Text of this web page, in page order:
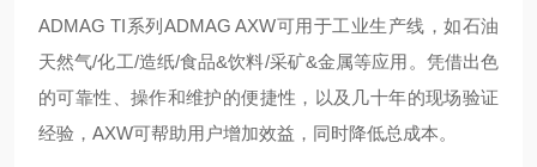
ADMAG TI系列ADMAG AXW可用于工业生产线，如石油
天然气/化工/造纸/食品&饮料/采矿&金属等应用。凭借出色
的可靠性、操作和维护的便捷性，以及几十年的现场验证
经验，AXW可帮助用户增加效益，同时降低总成本。